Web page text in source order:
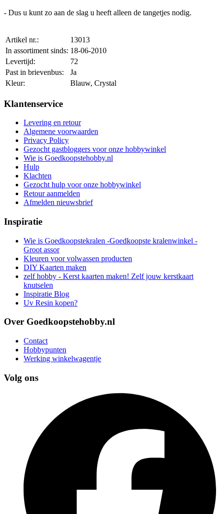
- Dus u kunt zo aan de slag u heeft alleen de tangetjes nodig.
Artikel nr.:
13013
In assortiment sinds: 18-06-2010
Levertijd:
72
Past in brievenbus:
Ja
Kleur:
Blauw, Crystal
Klantenservice
Levering en retour
Algemene voorwaarden
Privacy Policy
Gezocht gastbloggers voor onze hobbywinkel
Wie is Goedkoopstehobby.nl
Hulp
Klachten
Gezocht hulp voor onze hobbywinkel
Retour aanmelden
Afmelden nieuwsbrief
Inspiratie
Wie is Goedkoopstekralen -Goedkoopste kralenwinkel -
Groot assor
Kleuren voor volwassen producten
DIY Kaarten maken
zelf hobby - Kerst kaarten maken! Zelf jouw kerstkaart
knutselen
Inspiratie Blog
Uv Resin kopen?
Over Goedkoopstehobby.nl
Contact
Hobbypunten
Werking winkelwagentje
Volg ons